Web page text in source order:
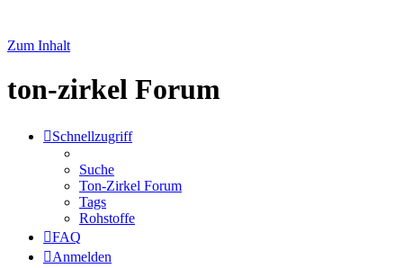
Zum Inhalt
ton-zirkel Forum
Schnellzugriff
Suche
Ton-Zirkel Forum
Tags
Rohstoffe
FAQ
Anmelden